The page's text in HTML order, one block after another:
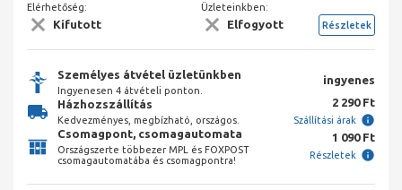
Elérhetőség:
Kifutott
Üzleteinkben:
Elfogyott Részletek
Személyes átvétel üzletünkben
Ingyenesen 4 átvételi ponton.
ingyenes
Házhozszállítás
Kedvezményes, megbízható, országos.
2 290 Ft
Szállítási árak
Csomagpont, csomagautomata
Országszerte többezer MPL és FOXPOST
csomagautomatába és csomagpontra!
1 090 Ft
Részletek